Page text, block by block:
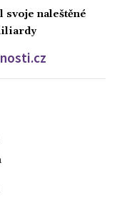
svoje naleštěné